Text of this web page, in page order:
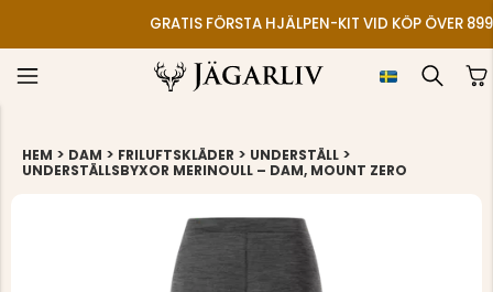
GRATIS FÖRSTA HJÄLPEN-KIT VID KÖP ÖVER
HEM > DAM > FRILUFTSKLÄDER > UNDERSTÄLL >
UNDERSTÄLLSBYXOR MERINOULL – DAM, MOUNT ZERO